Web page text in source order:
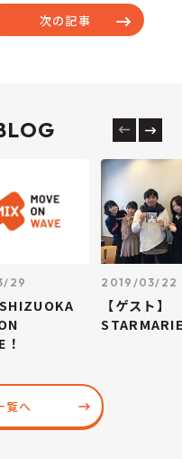
次の記事
29 2019/03/22
【ゲスト】
覧へ